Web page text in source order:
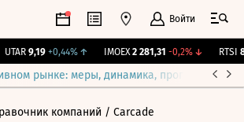
Войти
UTAR 9,19 +0,44%↑ IMOEX 2 281,31 -0,2%↓ RTSI
рынке: меры, динамика, прогнозы
компаний / Carcade